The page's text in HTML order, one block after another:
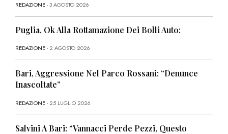
REDAZIONE- 3 AGOSTO 2026
Puglia, Ok Alla Rottamazione Dei Bolli Auto:
REDAZIONE- 2 AGOSTO 2026
Bari, Aggressione Nel Parco Rossani: “Denunce
Inascoltate”
REDAZIONE- 25 LUGLIO 2026
Salvini A Bari: “Vannacci Perde Pezzi, Questo